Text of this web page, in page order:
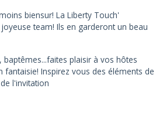
biensur! La Liberty Touch'
team! Ils en garderont un beau
plaisir à vos hôtes
fantaisie! Inspirez vous des éléments de
l'invitation